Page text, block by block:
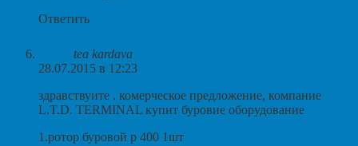
Ответить
tea kardava
28.07.2015 в 12:23
здравствуите . комерческое предложение, компание
L.T.D. TERMINAL купит буровие оборудование
1.ротор буровой р 400 1шт